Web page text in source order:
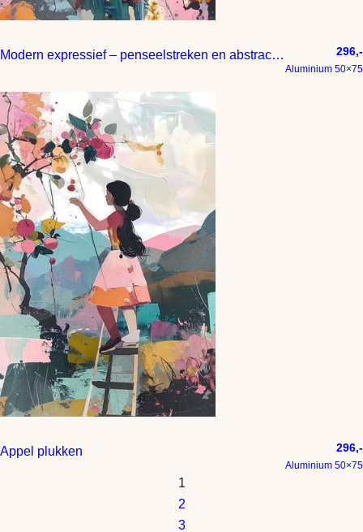
Modern expressief – penseelstreken en abstracte kleurige vlakken 296,-
Aluminium 50×75
Appel plukken 296,-
Aluminium 50×75
1
2
3